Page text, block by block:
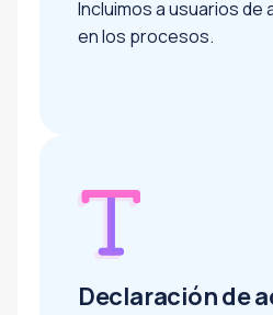
Incluimos a usuarios de
en los procesos.
Declaración de